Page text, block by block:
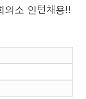
의소 인턴채용!!